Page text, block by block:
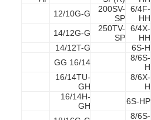
6/4F-
HH
200SV-
SP
12/10G-G
6/4X-
HH
250TV-
SP
14/12G-G
6S-H
14/12T-G
8/6S-
H
16/14 GG
8/6X-
H
16/14TU-
GH
6S-HP
16/14H-
GH
8/6S-